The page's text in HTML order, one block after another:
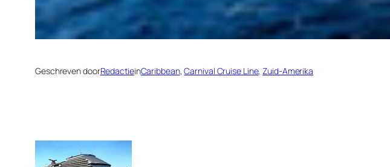
Geschreven doorRedactieinCaribbean, Carnival Cruise Line, Zuid-Amerika